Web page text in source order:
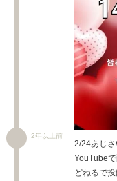
2年以上前
2/24あじ
YouTubeで
どねるで